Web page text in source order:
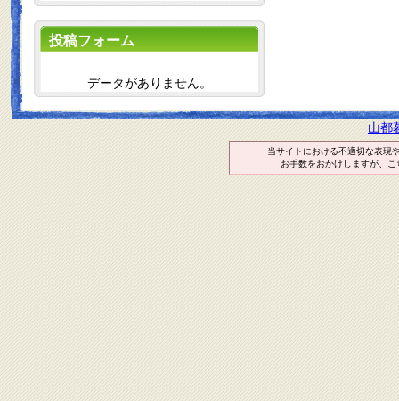
投稿フォーム
データがありません。
山都
当サイトにおける不適切な表現
お手数をおかけしますが、こ